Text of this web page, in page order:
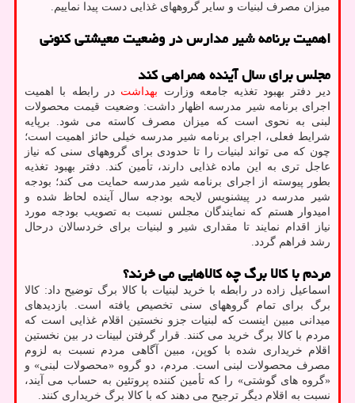
میزان مصرف لبنیات و سایر گروههای غذایی دست پیدا نماییم.
اهمیت برنامه شیر مدارس در وضعیت معیشتی کنونی
مجلس برای سال آینده همراهی کند
دیر دفتر بهبود تغذیه جامعه وزارت بهداشت در رابطه با اهمیت
اجرای برنامه شیر مدرسه اظهار داشت: وضعیت قیمت محصولات
لبنی به نحوی است که میزان مصرف کاسته می شود. برپایه
شرایط فعلی، اجرای برنامه شیر مدرسه خیلی حائز اهمیت است؛
چون که می تواند لبنیات را تا حدودی برای گروههای سنی که نیاز
عاجل تری به این ماده غذایی دارند، تأمین کند. دفتر بهبود تغذیه
بطور پیوسته از اجرای برنامه شیر مدرسه حمایت می کند؛ بودجه
شیر مدرسه در پیشنویس لایحه بودجه سال آینده لحاظ شده و
امیدوار هستم که نمایندگان مجلس نسبت به تصویب بودجه مورد
نیاز اقدام نمایند تا مقداری شیر و لبنیات برای خردسالان درحال
رشد فراهم گردد.
مردم با کالا برگ چه کالاهایی می خرند؟
اسماعیل زاده در رابطه با خرید لبنیات با کالا برگ توضیح داد: کالا
برگ برای تمام گروههای سنی تخصیص یافته است. بازدیدهای
میدانی مبین اینست که لبنیات جزو نخستین اقلام غذایی است که
مردم با کالا برگ خرید می کنند. قرار گرفتن لبینات در بین نخستین
اقلام خریداری شده با کوپن، مبین آگاهی مردم نسبت به لزوم
مصرف محصولات لبنی است. مردم، دو گروه «محصولات لبنی» و
«گروه های گوشتی» را که تأمین کننده پروتئین به حساب می آیند،
نسبت به اقلام دیگر ترجیح می دهند که با کالا برگ خریداری کنند.